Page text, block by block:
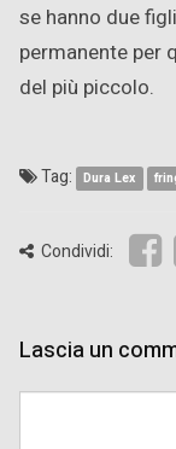
se hanno due
permanente per
del più piccolo.
Tag: Dura Lex
Condividi:
Lascia un